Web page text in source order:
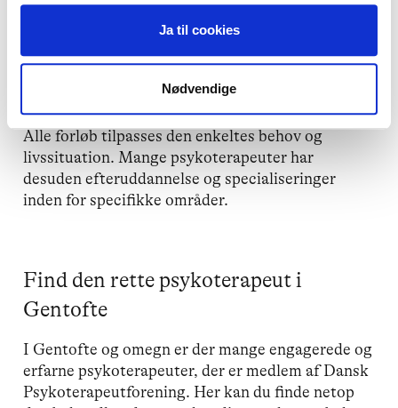
Ja til cookies
Nødvendige
Livskriserogsorg:
svære livssituationer og tab.
TraumerogPTSD:
bearbejdning af traumatiske oplevelser.
Alle forløb tilpasses den enkeltes behov og
livssituation. Mange psykoterapeuter har
desuden efteruddannelse og specialiseringer
inden for specifikke områder.
Find den rette psykoterapeut i
Gentofte
I Gentofte og omegn er der mange engagerede og
erfarne psykoterapeuter, der er medlem af Dansk
Psykoterapeutforening. Her kan du finde netop